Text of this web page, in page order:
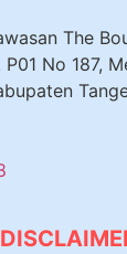
The
No 187,